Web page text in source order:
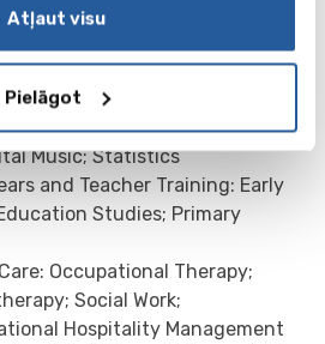
Atļaut visu
Pielāgot
Computer Games and
Media Technology; Mobile
Production; Network
Engineering; Sound
Music; Statistics
and Teacher Training: Early
Studies; Primary
Occupational Therapy;
Social Work;
Hospitality Management